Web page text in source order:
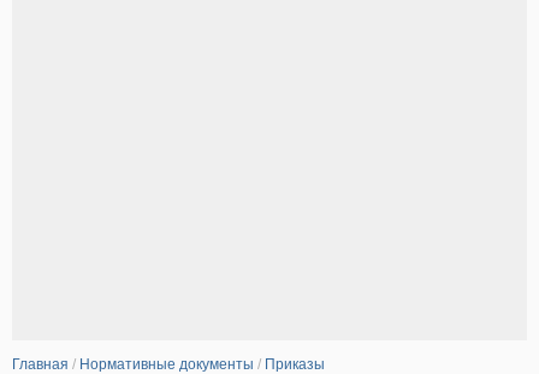
Главная / Нормативные документы / Приказы